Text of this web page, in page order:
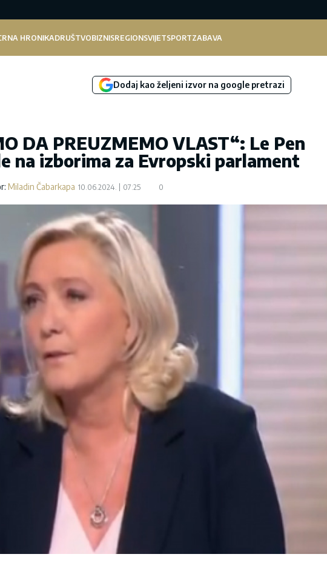
HRONIKADRUŠTVOBIZNISREGIONSVIJETSPORTZABAVA
Dodaj kao željeni izvor na google pretrazi
DA PREUZMEMO VLAST“: Le Pen
na izborima za Evropski parlament
Miladin Čabarkapa 10.06.2024. 07:25 0